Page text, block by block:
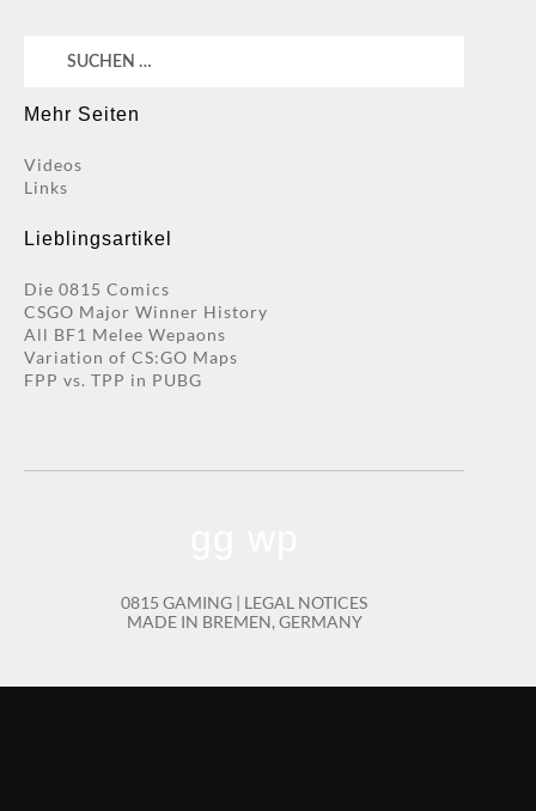
Suchen
Mehr Seiten
Videos
Links
Lieblingsartikel
Die 0815 Comics
CSGO Major Winner History
All BF1 Melee Wepaons
Variation of CS:GO Maps
FPP vs. TPP in PUBG
0815 GAMING | LEGAL NOTICES
MADE IN BREMEN, GERMANY